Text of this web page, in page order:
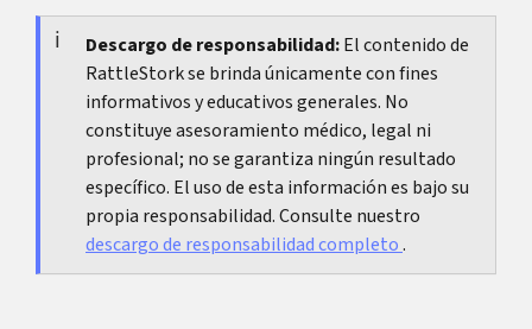
menudo bastan el calor, el descanso y una vejiga
vacía. Si el dolor no te deja dormir, dar la teta o
moverte con normalidad, entonces sí conviene
una medicación adecuada.
Descargo de responsabilidad:El contenido de
RattleStork se brinda únicamente con fines
informativos y educativos generales. No
constituye asesoramiento médico, legal ni
profesional; no se garantiza ningún resultado
específico. El uso de esta información es bajo su
propia responsabilidad. Consulte nuestro
descargo de responsabilidad completo.